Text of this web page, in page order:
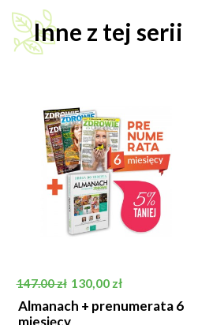
Inne z tej serii
Cena podstawowa
147.00 zł Cena
130,00 zł
Almanach + prenumerata 6
miesięcy